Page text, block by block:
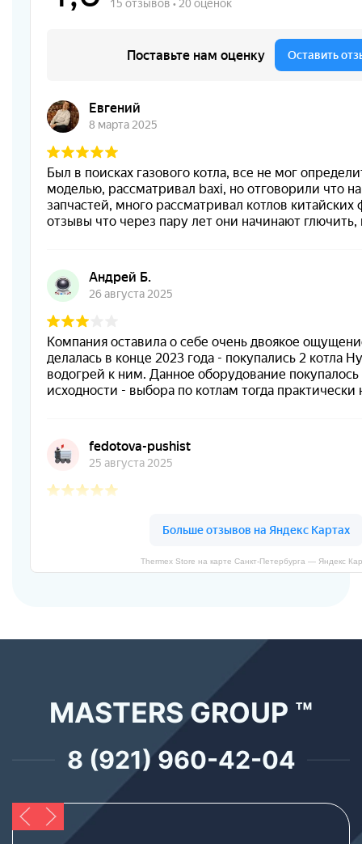
Thermex Store на карте Санкт‑Петербурга — Яндекс
MASTERS GROUP ™
8 (921) 960-42-04